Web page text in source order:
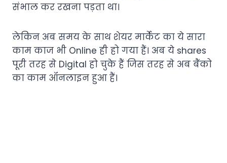
संभाल कर रखना पड़ता था।
लेकिन अब समय के साथ शेयर मार्केट का ये सारा
काम काज भी Online ही हो गया हैं। अब ये shares
पूरी तरह से Digital हो चुके हैं जिस तरह से अब बैंको
का काम ऑनलाइन हुआ हैं।